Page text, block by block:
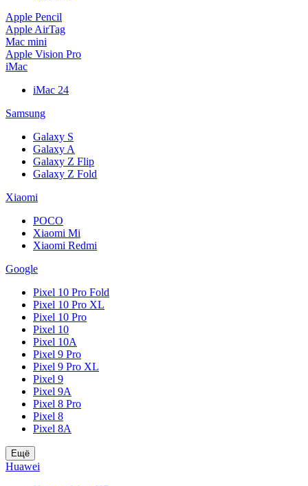
Apple Pencil
Apple AirTag
Mac mini
Apple Vision Pro
iMac
iMac 24
Samsung
Galaxy S
Galaxy A
Galaxy Z Flip
Galaxy Z Fold
Xiaomi
POCO
Xiaomi Mi
Xiaomi Redmi
Google
Pixel 10 Pro Fold
Pixel 10 Pro XL
Pixel 10 Pro
Pixel 10
Pixel 10A
Pixel 9 Pro
Pixel 9 Pro XL
Pixel 9
Pixel 9A
Pixel 8 Pro
Pixel 8
Pixel 8A
Ещё
Huawei